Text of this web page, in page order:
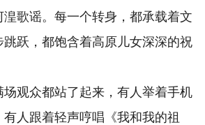
歌谣。每一个转身，都承载着文
跃，都饱含着高原儿女深深的祝
观众都站了起来，有人举着手机
人跟着轻声哼唱《我和我的祖